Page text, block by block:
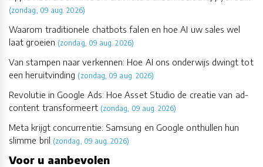
(zondag, 09 aug. 2026)
Waarom traditionele chatbots falen en hoe AI uw sales wel
laat groeien (zondag, 09 aug. 2026)
Van stampen naar verkennen: Hoe AI ons onderwijs dwingt tot
een heruitvinding (zondag, 09 aug. 2026)
Revolutie in Google Ads: Hoe Asset Studio de creatie van ad-
content transformeert (zondag, 09 aug. 2026)
Meta krijgt concurrentie: Samsung en Google onthullen hun
slimme bril (zondag, 09 aug. 2026)
Voor u aanbevolen